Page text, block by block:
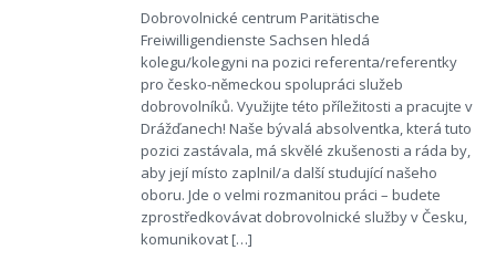
Dobrovolnické centrum Paritätische
Freiwilligendienste Sachsen hledá
kolegu/kolegyni na pozici referenta/referentky
pro česko-německou spolupráci služeb
dobrovolníků. Využijte této příležitosti a pracujte v
Drážďanech! Naše bývalá absolventka, která tuto
pozici zastávala, má skvělé zkušenosti a ráda by,
aby její místo zaplnil/a další studující našeho
oboru. Jde o velmi rozmanitou práci – budete
zprostředkovávat dobrovolnické služby v Česku,
komunikovat […]